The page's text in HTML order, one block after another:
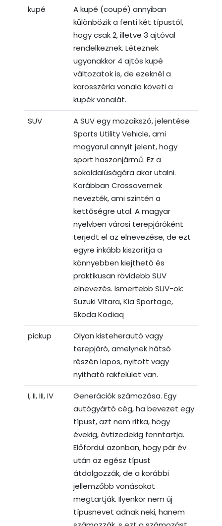
kupé
A kupé (coupé) annyiban
különbözik a fenti két típustól,
hogy csak 2, illetve 3 ajtóval
rendelkeznek. Léteznek
ugyanakkor 4 ajtós kupé
változatok is, de ezeknél a
karosszéria vonala követi a
kupék vonalát.
SUV
A SUV egy mozaikszó, jelentése
Sports Utility Vehicle, ami
magyarul annyit jelent, hogy
sport haszonjármű. Ez a
sokoldalúságára akar utalni.
Korábban Crossovernek
nevezték, ami szintén a
kettőségre utal. A magyar
nyelvben városi terepjáróként
terjedt el az elnevezése, de ezt
egyre inkább kiszorítja a
könnyebben kiejthető és
praktikusan rövidebb SUV
elnevezés. Ismertebb SUV-ok:
Suzuki Vitara, Kia Sportage,
Skoda Kodiaq
pickup
Olyan kisteherautó vagy
terepjáró, amelynek hátsó
részén lapos, nyitott vagy
nyitható rakfelület van.
I, II, III, IV
Generációk számozása. Egy
autógyártó cég, ha bevezet egy
típust, azt nem ritka, hogy
évekig, évtizedekig fenntartja.
Előfordul azonban, hogy pár év
után az egész típust
átdolgozzák, de a korábbi
jellemzőbb vonásokat
megtartják. Ilyenkor nem új
típusnevet adnak neki, hanem